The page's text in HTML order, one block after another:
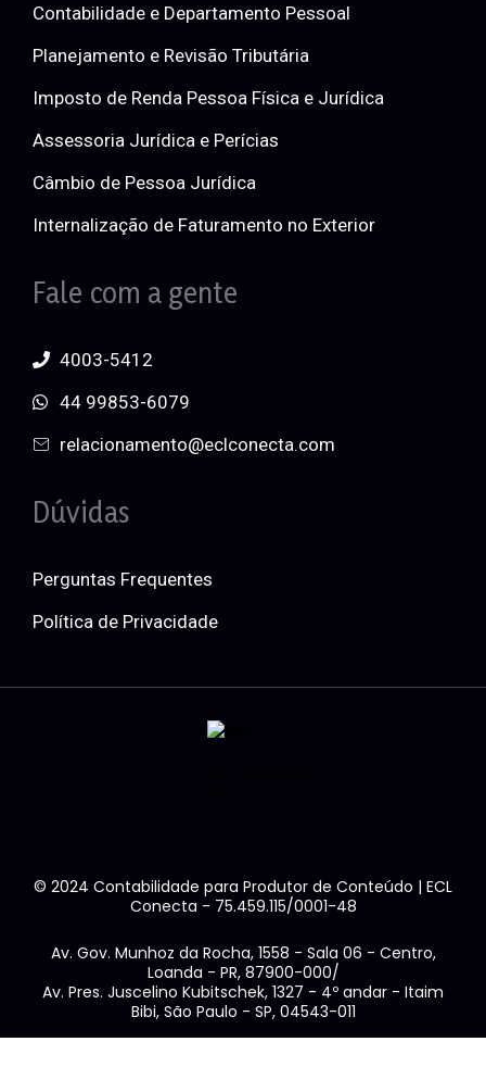
Contabilidade e Departamento Pessoal
Planejamento e Revisão Tributária
Imposto de Renda Pessoa Física e Jurídica
Assessoria Jurídica e Perícias
Câmbio de Pessoa Jurídica
Internalização de Faturamento no Exterior
Fale com a gente
4003-5412
44 99853-6079
relacionamento@eclconecta.com
Dúvidas
Perguntas Frequentes
Política de Privacidade
© 2024 Contabilidade para Produtor de Conteúdo | ECL
Conecta - 75.459.115/0001-48
Av. Gov. Munhoz da Rocha, 1558 - Sala 06 - Centro,
Loanda - PR, 87900-000/
Av. Pres. Juscelino Kubitschek, 1327 - 4º andar - Itaim
Bibi, São Paulo - SP, 04543-011